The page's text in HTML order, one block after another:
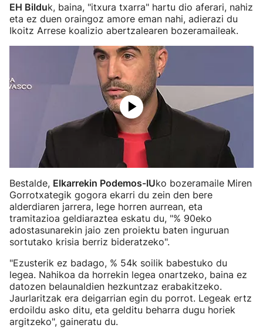
EH Bilduk, baina, "itxura txarra" hartu dio aferari, nahiz
eta ez duen oraingoz amore eman nahi, adierazi du
Ikoitz Arrese koalizio abertzalearen bozeramaileak.
Bestalde, Elkarrekin Podemos-IUko bozeramaile Miren
Gorrotxategik gogora ekarri du zein den bere
alderdiaren jarrera, lege horren aurrean, eta
tramitazioa geldiaraztea eskatu du, "% 90eko
adostasunarekin jaio zen proiektu baten inguruan
sortutako krisia berriz bideratzeko".
"Ezusterik ez badago, % 54k soilik babestuko du
legea. Nahikoa da horrekin legea onartzeko, baina ez
datozen belaunaldien hezkuntzaz erabakitzeko.
Jaurlaritzak era deigarrian egin du porrot. Legeak ertz
erdoildu asko ditu, eta gelditu beharra dugu horiek
argitzeko", gaineratu du.